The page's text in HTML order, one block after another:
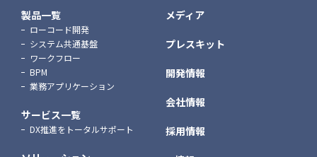
製品一覧
ローコード開発
システム共通基盤
ワークフロー
BPM
業務アプリケーション
サービス一覧
DX推進をトータルサポート
メディア
プレスキット
開発情報
会社情報
採用情報